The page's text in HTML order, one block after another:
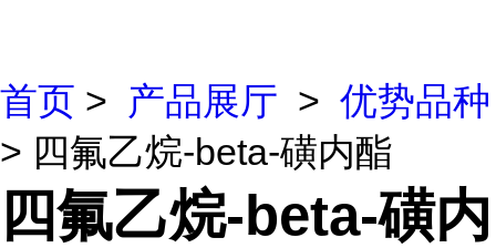
首页 > 产品展厅 > 优势品种
> 四氟乙烷-beta-磺内酯
四氟乙烷-beta-磺内